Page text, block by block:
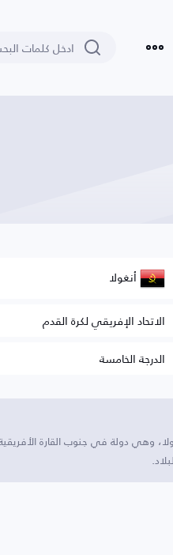
أنغولا
الاتحاد الإفريقي لكرة القدم
الدرجة الخامسة